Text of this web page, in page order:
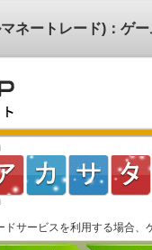
ネートレード)：ゲ
ドサービスを利用する場合